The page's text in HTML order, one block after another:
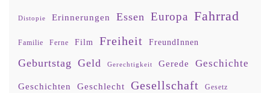
Distopie Erinnerungen Essen Europa Fahrrad
Familie Ferne Film Freiheit FreundInnen
Geburtstag Geld Gerechtigkeit Gerede Geschichte
Geschichten Geschlecht Gesellschaft Gesetz